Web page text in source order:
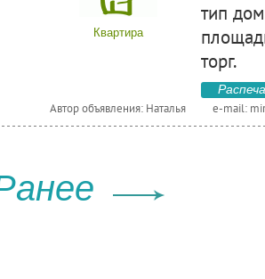
Квартира
тип
торг.
Автор объявления: Наталья e-mail: